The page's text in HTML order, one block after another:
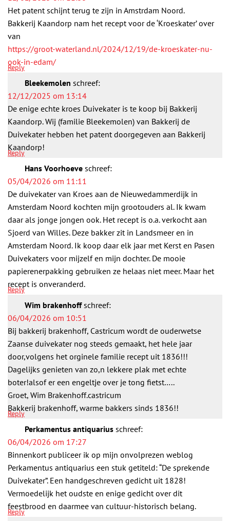
Het patent schijnt terug te zijn in Amstrdam Noord.
Bakkerij Kaandorp nam het recept voor de ‘Kroeskater’ over
van
https://groot-waterland.nl/2024/12/19/de-kroeskater-nu-
ook-in-edam/
Reply
Bleekemolen schreef:
12/12/2025 om 13:14
De enige echte kroes Duivekater is te koop bij Bakkerij
Kaandorp. Wij (familie Bleekemolen) van Bakkerij de
Duivekater hebben het patent doorgegeven aan Bakkerij
Kaandorp!
Reply
Hans Voorhoeve schreef:
05/04/2026 om 11:11
De duivekater van Kroes aan de Nieuwedammerdijk in
Amsterdam Noord kochten mijn grootouders al. Ik kwam
daar als jonge jongen ook. Het recept is o.a. verkocht aan
Sjoerd van Willes. Deze bakker zit in Landsmeer en in
Amsterdam Noord. Ik koop daar elk jaar met Kerst en Pasen
Duivekaters voor mijzelf en mijn dochter. De mooie
papierenerpakking gebruiken ze helaas niet meer. Maar het
recept is onveranderd.
Reply
Wim brakenhoff schreef:
06/04/2026 om 10:51
Bij bakkerij brakenhoff, Castricum wordt de ouderwetse
Zaanse duivekater nog steeds gemaakt, het hele jaar
door,volgens het orginele familie recept uit 1836!!!
Dagelijks genieten van zo,n lekkere plak met echte
boter!alsof er een engeltje over je tong fietst…..
Groet, Wim Brakenhoff.castricum
Bakkerij brakenhoff, warme bakkers sinds 1836!!
Reply
Perkamentus antiquarius schreef:
06/04/2026 om 17:27
Binnenkort publiceer ik op mijn onvolprezen weblog
Perkamentus antiquarius een stuk getiteld: “De sprekende
Duivekater”. Een handgeschreven gedicht uit 1828!
Vermoedelijk het oudste en enige gedicht over dit
feestbrood en daarmee van cultuur-historisch belang.
Reply